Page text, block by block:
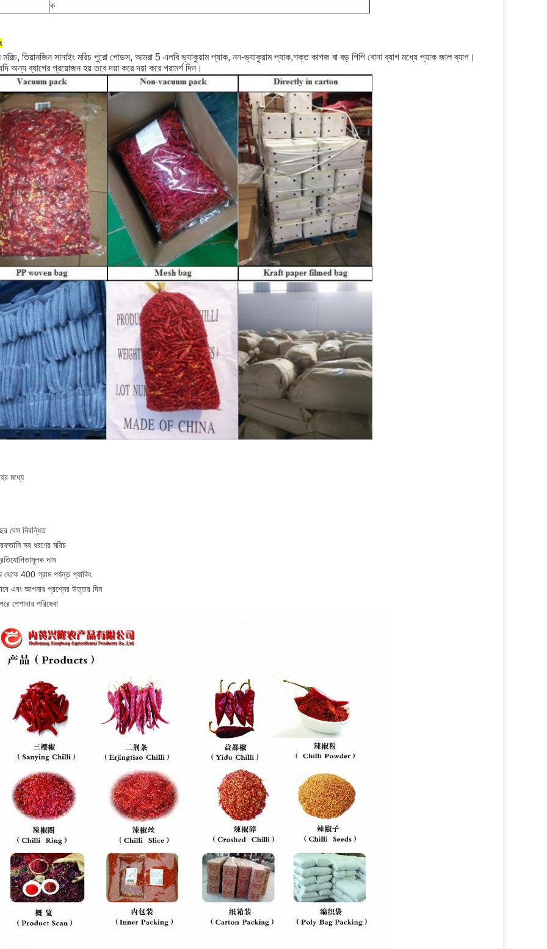
ক
মরিচ, তিয়ানজিন সানাইং মরিচ পুরো পোডস, আমরা 5 এলবি ভ্যাকুয়াম প্যাক, নন-ভ্যাকুয়াম প্যাক,শক্ত কাগজ বা বড় পিপি বোনা ব্যাগ মধ্যে প্যাক জাল ব্যাগ।
অন্য ব্যাগের প্রয়োজন হয় তবে দয়া করে দয়া করে পরামর্শ দিন।
মধ্যে
বেস নিবন্ধিত
সব ধরণের মরিচ
দাম
400 গ্রাম পর্যন্ত প্যাকিং
এবং আপনার প্রশ্নের উত্তর দিন
পেশাদার পরিষেবা